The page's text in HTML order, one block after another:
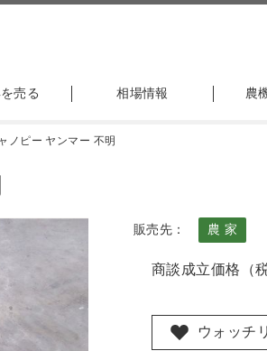
売る 相場情報 農
ノピー ヤンマー 不明
販売先： 農 家
商談成立価格（
ウォッチ